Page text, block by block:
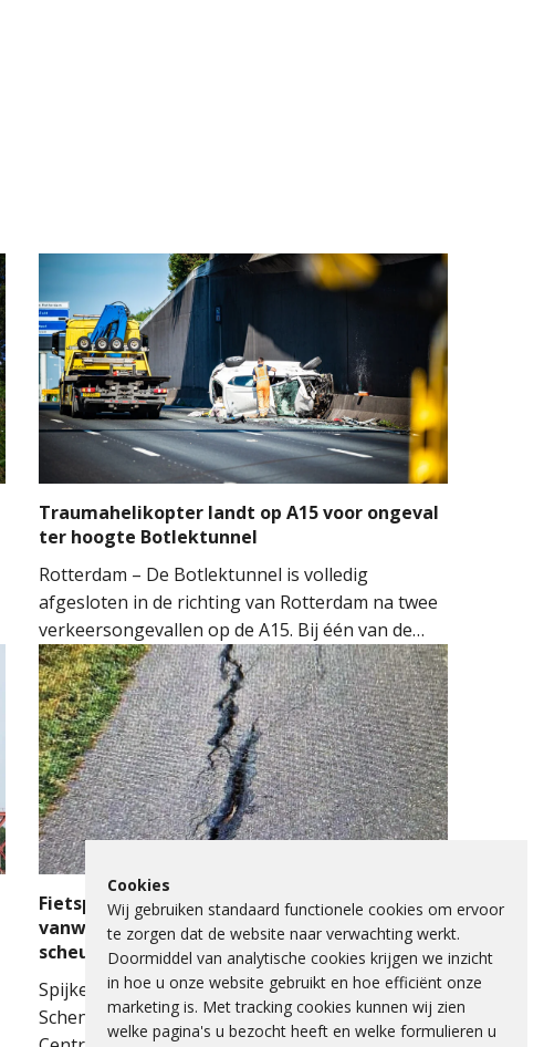
Traumahelikopter landt op A15 voor ongeval
ter hoogte Botlektunnel
Rotterdam – De Botlektunnel is volledig
afgesloten in de richting van Rotterdam na twee
verkeersongevallen op de A15. Bij één van de
ongevallen sloeg een auto over de kop.
Hulpdiensten kwamen massaal ter plaatse.
Meerdere ambulances, de brandweer en het
Mobiel Medisch Team (MMT) werden ingezet. De
traumahelikopter landde op de snelweg om
medische assistentie te verlenen.
Fietspad Lange Schenkeldijk afgesloten
vanwege verzakking asfalt en ernstige
scheuren
Spijkenisse - Het fietspad op de Lange
Schenkeldijk langs het Spijkenisse Medisch
Cookies
Wij gebruiken standaard functionele cookies om ervoor
te zorgen dat de website naar verwachting werkt.
Doormiddel van analytische cookies krijgen we inzicht
in hoe u onze website gebruikt en hoe efficiënt onze
marketing is. Met tracking cookies kunnen wij zien
welke pagina's u bezocht heeft en welke formulieren u